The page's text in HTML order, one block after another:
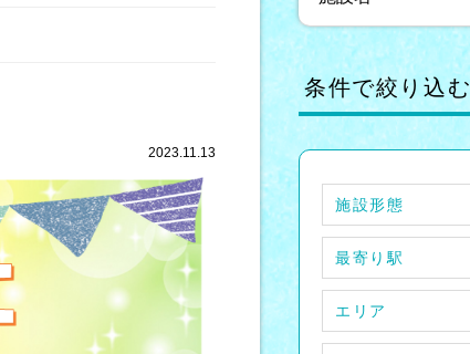
2023.11.13
条件で絞り込む
施設形態
最寄り駅
エリア